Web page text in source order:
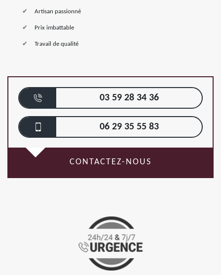
Artisan passionné
Prix imbattable
Travail de qualité
03 59 28 34 36
06 29 35 55 83
CONTACTEZ-NOUS